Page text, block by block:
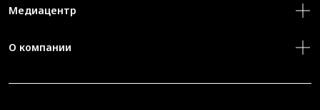
Медиацентр
О компании